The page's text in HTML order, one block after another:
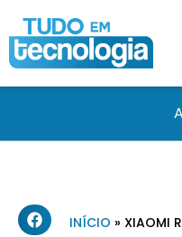
INÍCIO » XIAOMI